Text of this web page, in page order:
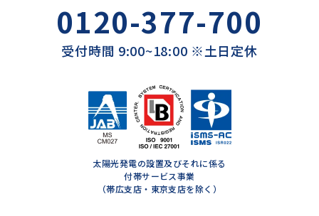
0120-377-700
受付時間 9:00~18:00 ※土日定休
太陽光発電の設置及びそれに係る
付帯サービス事業
（帯広支店・東京支店を除く）